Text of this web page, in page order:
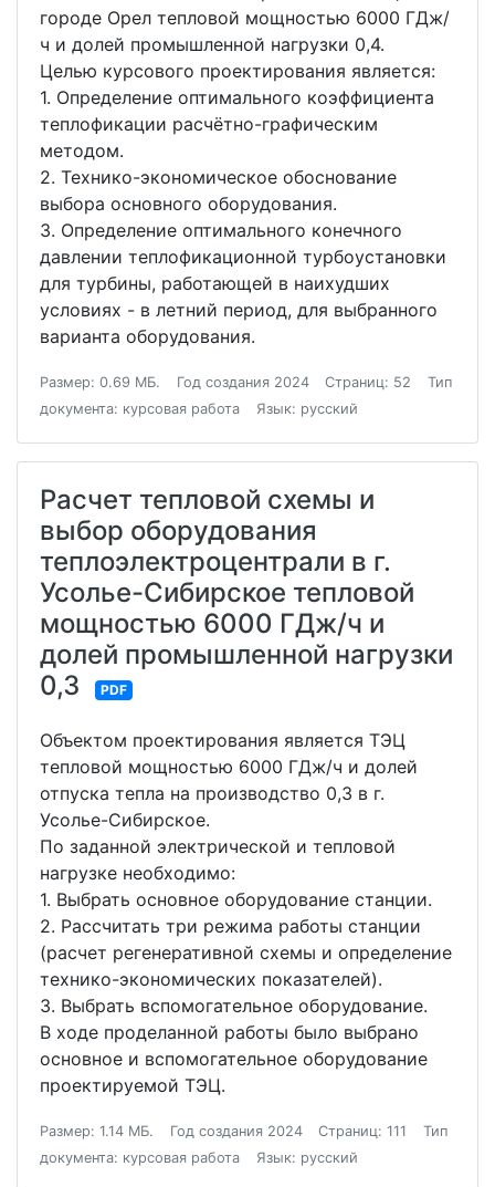
городе Орел тепловой мощностью 6000 ГДж/
ч и долей промышленной нагрузки 0,4.
Целью курсового проектирования является:
1. Определение оптимального коэффициента
теплофикации расчётно-графическим
методом.
2. Технико-экономическое обоснование
выбора основного оборудования.
3. Определение оптимального конечного
давлении теплофикационной турбоустановки
для турбины, работающей в наихудших
условиях - в летний период, для выбранного
варианта оборудования.
Размер: 0.69 МБ. Год создания 2024 Страниц: 52
Тип
документа: курсовая работа
Язык: русский
Расчет тепловой схемы и
выбор оборудования
теплоэлектроцентрали в г.
Усолье-Сибирское тепловой
мощностью 6000 ГДж/ч и
долей промышленной нагрузки
0,3
PDF
Объектом проектирования является ТЭЦ
тепловой мощностью 6000 ГДж/ч и долей
отпуска тепла на производство 0,3 в г.
Усолье-Сибирское.
По заданной электрической и тепловой
нагрузке необходимо:
1. Выбрать основное оборудование станции.
2. Рассчитать три режима работы станции
(расчет регенеративной схемы и определение
технико-экономических показателей).
3. Выбрать вспомогательное оборудование.
В ходе проделанной работы было выбрано
основное и вспомогательное оборудование
проектируемой ТЭЦ.
Размер: 1.14 МБ. Год создания 2024 Страниц: 111
Тип
документа: курсовая работа
Язык: русский